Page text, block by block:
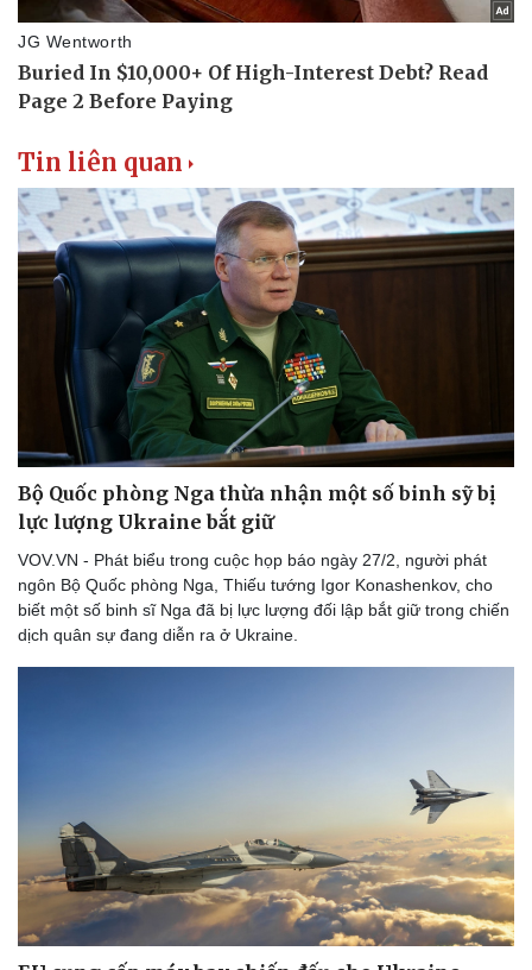
Tin liên quan
Bộ Quốc phòng Nga thừa nhận một số binh sỹ bị
lực lượng Ukraine bắt giữ
VOV.VN - Phát biểu trong cuộc họp báo ngày 27/2, người phát
ngôn Bộ Quốc phòng Nga, Thiếu tướng Igor Konashenkov, cho
biết một số binh sĩ Nga đã bị lực lượng đối lập bắt giữ trong chiến
dịch quân sự đang diễn ra ở Ukraine.